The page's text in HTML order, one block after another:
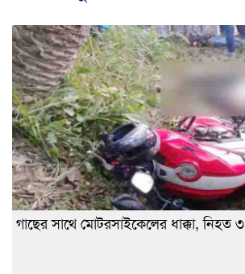
গাছের সাথে মোটরসাইকেলের ধাক্কা, নিহত ৩